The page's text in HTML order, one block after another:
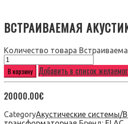
ВСТРАИВАЕМАЯ
Количество товара
В корзину Добавить в список
20000.00€
CategoryАкустические системы/